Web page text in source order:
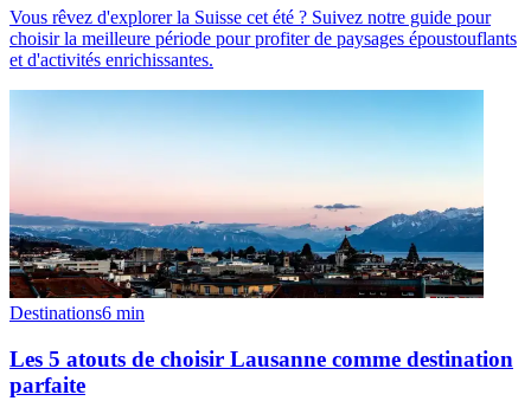
Vous rêvez d'explorer la Suisse cet été ? Suivez notre guide pour
choisir la meilleure période pour profiter de paysages époustouflants
et d'activités enrichissantes.
Destinations6 min
Les 5 atouts de choisir Lausanne comme destination
parfaite